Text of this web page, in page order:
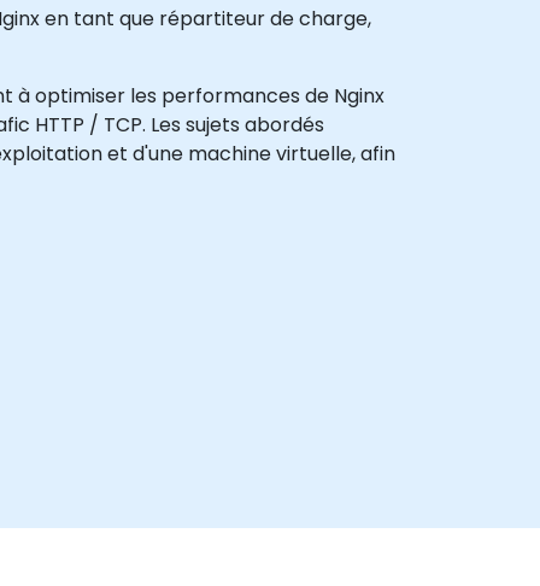
en tant que répartiteur de charge,
optimiser les performances de Nginx
HTTP / TCP. Les sujets abordés
et d'une machine virtuelle, afin